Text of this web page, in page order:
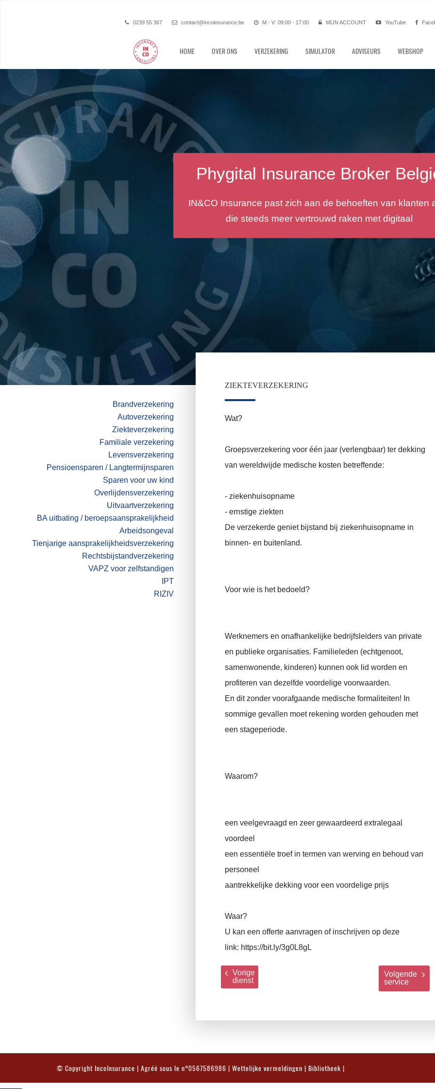
0239 55 367 contact@incoinsurance.be M - V: 09:00 - 17:00 MIJN ACCOUNT YouTube
HOME OVER ONS VERZEKERING SIMULATOR ADVISEURS WEBSHOP
Autoverzekering België
België? Aarzel niet om contact met ons op te nemen of u
online een geschatte autoverzekering krijgen door de
Brandverzekering
Autoverzekering
Ziekteverzekering
Familiale verzekering
Levensverzekering
Pensioensparen / Langtermijnsparen
Sparen voor uw kind
Overlijdensverzekering
Uitvaartverzekering
BA uitbating / beroepsaansprakelijkheid
Arbeidsongeval
Tienjarige aansprakelijkheidsverzekering
Rechtsbijstandverzekering
VAPZ voor zelfstandigen
IPT
RIZIV
ZIEKTEVERZEKERING
Wat?
Groepsverzekering voor één jaar (verlengbaar) ter dekking
van wereldwijde medische kosten betreffende:
- ziekenhuisopname
- ernstige ziekten
De verzekerde geniet bijstand bij ziekenhuisopname in
binnen- en buitenland.
Voor wie is het bedoeld?
Werknemers en onafhankelijke bedrijfsleiders van private
en publieke organisaties. Familieleden (echtgenoot,
samenwonende, kinderen) kunnen ook lid worden en
profiteren van dezelfde voordelige voorwaarden.
En dit zonder voorafgaande medische formaliteiten! In
sommige gevallen moet rekening worden gehouden met
een stageperiode.
Waarom?
een veelgevraagd en zeer gewaardeerd extralegaal
voordeel
een essentiële troef in termen van werving en behoud van
personeel
aantrekkelijke dekking voor een voordelige prijs
Waar?
U kan een offerte aanvragen of inschrijven op deze
link: https://bit.ly/3g0L8gL
Vorige
dienst
Volgende
service
© Copyright IncoInsurance | Agréé sous le n°0567586986 | Wettelijke vermeldingen | Bibliotheek |